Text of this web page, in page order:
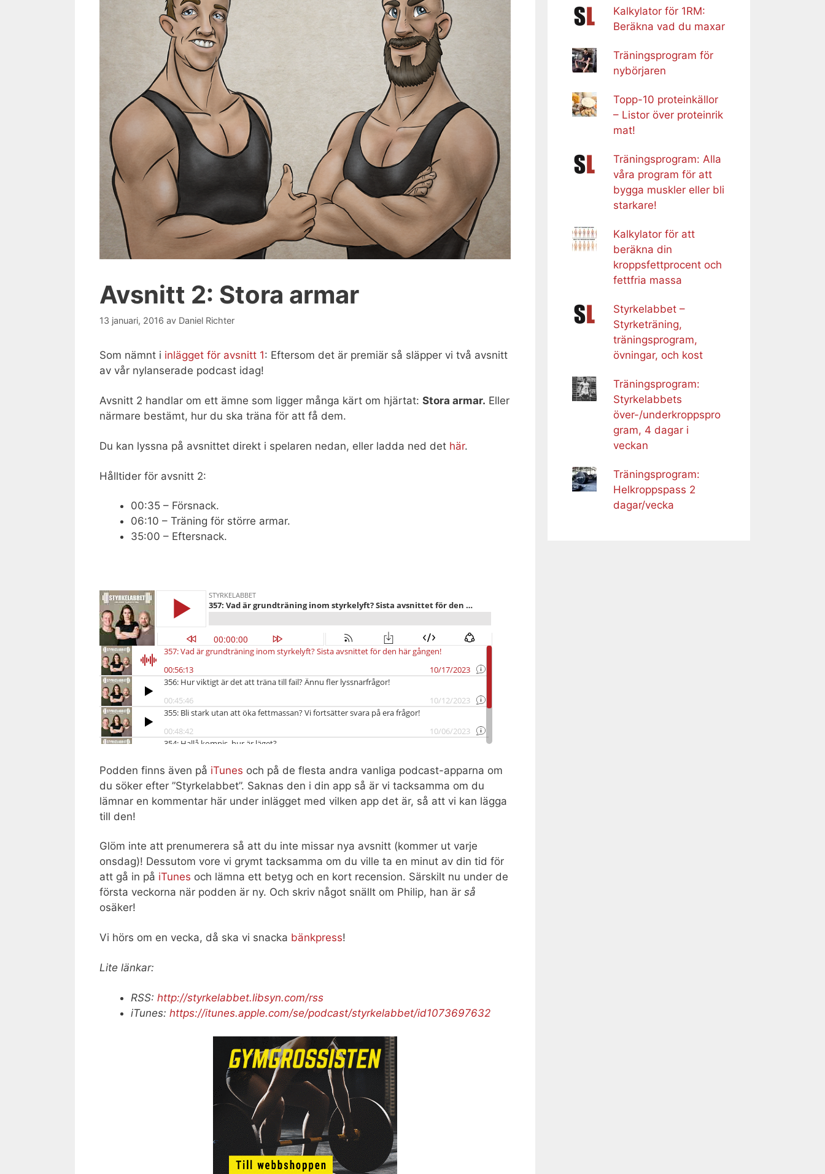
Avsnitt 2: Stora armar
13 januari, 2016 av Daniel Richter
Som nämnt i inlägget för avsnitt 1: Eftersom det är premiär så släpper vi två avsnitt
av vår nylanserade podcast idag!
Avsnitt 2 handlar om ett ämne som ligger många kärt om hjärtat: Stora armar. Eller
närmare bestämt, hur du ska träna för att få dem.
Du kan lyssna på avsnittet direkt i spelaren nedan, eller ladda ned det här.
Hålltider för avsnitt 2:
00:35 – Försnack.
06:10 – Träning för större armar.
35:00 – Eftersnack.
Podden finns även på iTunes och på de flesta andra vanliga podcast-apparna om
du söker efter ”Styrkelabbet”. Saknas den i din app så är vi tacksamma om du
lämnar en kommentar här under inlägget med vilken app det är, så att vi kan lägga
till den!
Glöm inte att prenumerera så att du inte missar nya avsnitt (kommer ut varje
onsdag)! Dessutom vore vi grymt tacksamma om du ville ta en minut av din tid för
att gå in på iTunes och lämna ett betyg och en kort recension. Särskilt nu under de
första veckorna när podden är ny. Och skriv något snällt om Philip, han är så
osäker!
Vi hörs om en vecka, då ska vi snacka bänkpress!
Lite länkar:
RSS: http://styrkelabbet.libsyn.com/rss
iTunes: https://itunes.apple.com/se/podcast/styrkelabbet/id1073697632
Kalkylator för 1RM:
Beräkna vad du maxar
Träningsprogram för
nybörjaren
Topp-10 proteinkällor
– Listor över proteinrik
mat!
Träningsprogram: Alla
våra program för att
bygga muskler eller bli
starkare!
Kalkylator för att
beräkna din
kroppsfettprocent och
fettfria massa
Styrkelabbet –
Styrketräning,
träningsprogram,
övningar, och kost
Träningsprogram:
Styrkelabbets
över-/underkroppspro
gram, 4 dagar i
veckan
Träningsprogram:
Helkroppspass 2
dagar/vecka